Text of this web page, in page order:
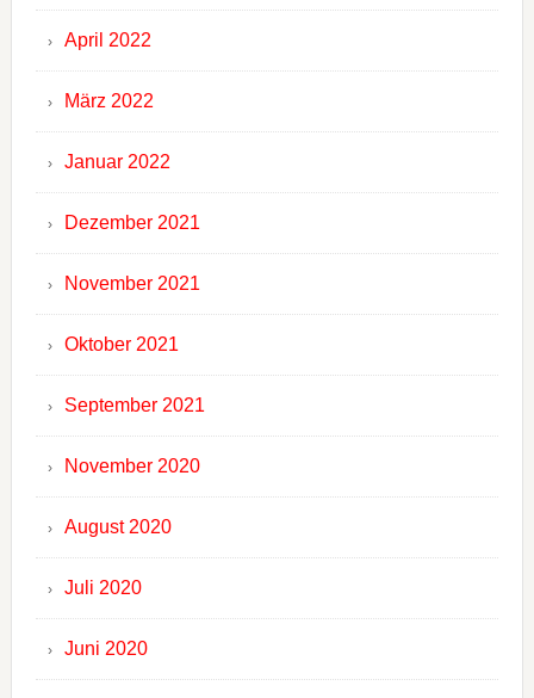
April 2022
März 2022
Januar 2022
Dezember 2021
November 2021
Oktober 2021
September 2021
November 2020
August 2020
Juli 2020
Juni 2020